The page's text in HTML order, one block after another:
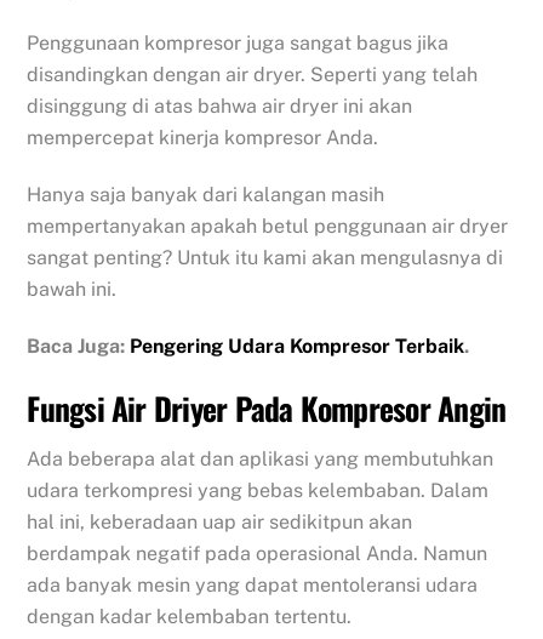
Penggunaan kompresor juga sangat bagus jika
disandingkan dengan air dryer. Seperti yang telah
disinggung di atas bahwa air dryer ini akan
mempercepat kinerja kompresor Anda.
Hanya saja banyak dari kalangan masih
mempertanyakan apakah betul penggunaan air dryer
sangat penting? Untuk itu kami akan mengulasnya di
bawah ini.
Baca Juga: Pengering Udara Kompresor Terbaik.
Fungsi Air Driyer Pada Kompresor Angin
Ada beberapa alat dan aplikasi yang membutuhkan
udara terkompresi yang bebas kelembaban. Dalam
hal ini, keberadaan uap air sedikitpun akan
berdampak negatif pada operasional Anda. Namun
ada banyak mesin yang dapat mentoleransi udara
dengan kadar kelembaban tertentu.